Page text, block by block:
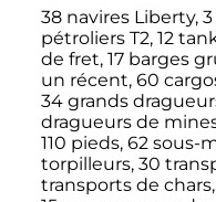
38 navires Liberty,
pétroliers T2, 12
de fret, 17 barges
un récent, 60
34 grands
dragueurs de
110 pieds, 62 sous-
torpilleurs, 30
transports de